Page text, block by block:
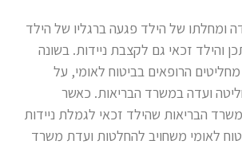
ומחלתו של הילד פגעה ברגליו של הילד
והילד זכאי גם לקצבת ניידות. בשונה
הרופאים בביטוח לאומי, על
ועדה במשרד הבריאות. כאשר
הבריאות שהילד זכאי לגמלת ניידות
לאומי משחויב להחלטות ועדת משרד